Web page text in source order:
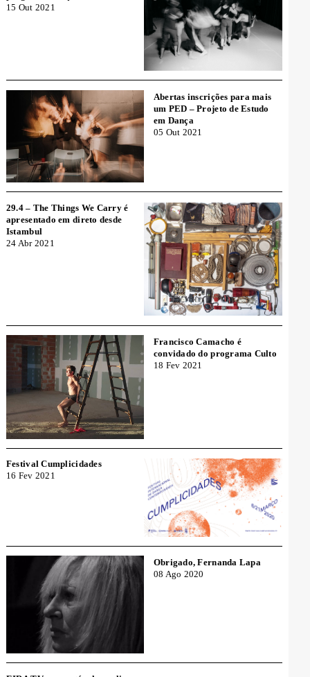
15 Out 2021
Abertas inscrições para mais
um PED – Projeto de Estudo
em Dança
05 Out 2021
29.4 – The Things We Carry é
apresentado em direto desde
Istambul
24 Abr 2021
Francisco Camacho é
convidado do programa Culto
18 Fev 2021
Festival Cumplicidades
16 Fev 2021
Obrigado, Fernanda Lapa
08 Ago 2020